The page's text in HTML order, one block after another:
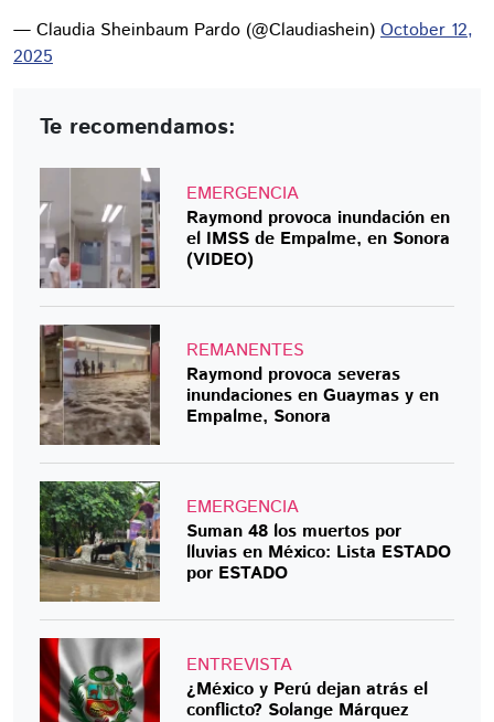
— Claudia Sheinbaum Pardo (@Claudiashein) October 12,
2025
Te recomendamos:
EMERGENCIA
Raymond provoca inundación en
el IMSS de Empalme, en Sonora
(VIDEO)
REMANENTES
Raymond provoca severas
inundaciones en Guaymas y en
Empalme, Sonora
EMERGENCIA
Suman 48 los muertos por
lluvias en México: Lista ESTADO
por ESTADO
ENTREVISTA
¿México y Perú dejan atrás el
conflicto? Solange Márquez